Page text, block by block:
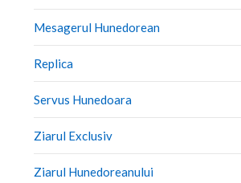
Mesagerul Hunedorean
Replica
Servus Hunedoara
Ziarul Exclusiv
Ziarul Hunedoreanului